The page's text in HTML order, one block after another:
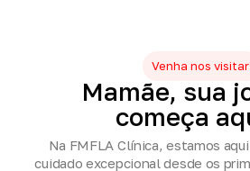
Venha nos
Mamãe, sua
começa
Na FMFLA Clínica, estamos
cuidado excepcional desde os